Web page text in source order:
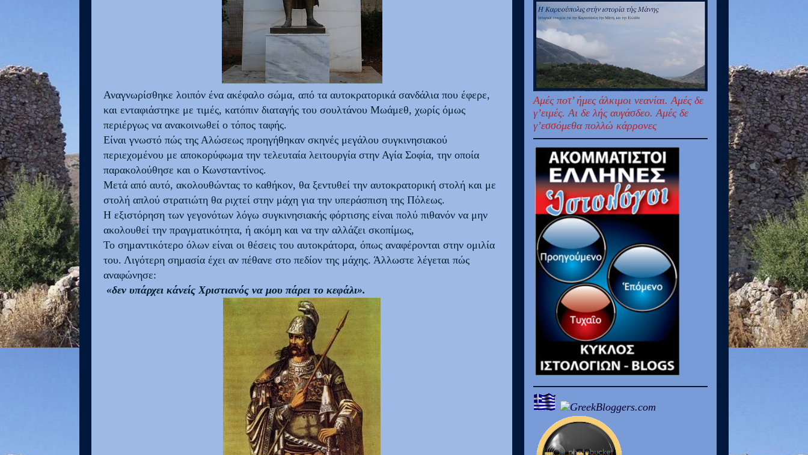
Αναγνωρίσθηκε λοιπόν ένα ακέφαλο σώμα, από τα αυτοκρατορικά σανδάλια που έφερε,
και ενταφιάστηκε με τιμές, κατόπιν διαταγής του σουλτάνου Μωάμεθ, χωρίς όμως
περιέργως να ανακοινωθεί ο τόπος ταφής.
Είναι γνωστό πώς της Αλώσεως προηγήθηκαν σκηνές μεγάλου συγκινησιακού
περιεχομένου με αποκορύφωμα την τελευταία λειτουργία στην Αγία Σοφία, την οποία
παρακολούθησε και ο Κωνσταντίνος.
Μετά από αυτό, ακολουθώντας το καθήκον, θα ξεντυθεί την αυτοκρατορική στολή και με
στολή απλού στρατιώτη θα ριχτεί στην μάχη για την υπεράσπιση της Πόλεως.
Η εξιστόρηση των γεγονότων λόγω συγκινησιακής φόρτισης είναι πολύ πιθανόν να μην
ακολουθεί την πραγματικότητα, ή ακόμη και να την αλλάζει σκοπίμως,
Το σημαντικότερο όλων είναι οι θέσεις του αυτοκράτορα, όπως αναφέρονται στην ομιλία
του. Λιγότερη σημασία έχει αν πέθανε στο πεδίον της μάχης. Άλλωστε λέγεται πώς
αναφώνησε:
«δεν υπάρχει κάνείς Χριστιανός να μου πάρει το κεφάλι».
Αμές ποτ’ ήμες άλκιμοι νεανίαι. Αμές δε
γ’ειμές. Αι δε λής αυγάσδεο. Αμές δε
γ’εσσόμεθα πολλώ κάρρονες